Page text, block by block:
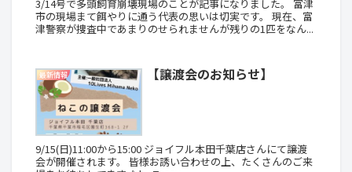
3/14号で多頭飼育崩壊現場のことが記事になりました。 富津
市の現場まて餌やりに通う代表の思いは切実です。 現在、富
津警察が捜査中であまりのせられませんが残りの1匹をなん...
最新情報 【譲渡会のお知らせ】
9/15(日)11:00から15:00 ジョイフル本田千葉店さんにて譲渡
会が開催されます。 皆様お誘い合わせの上、たくさんのご来